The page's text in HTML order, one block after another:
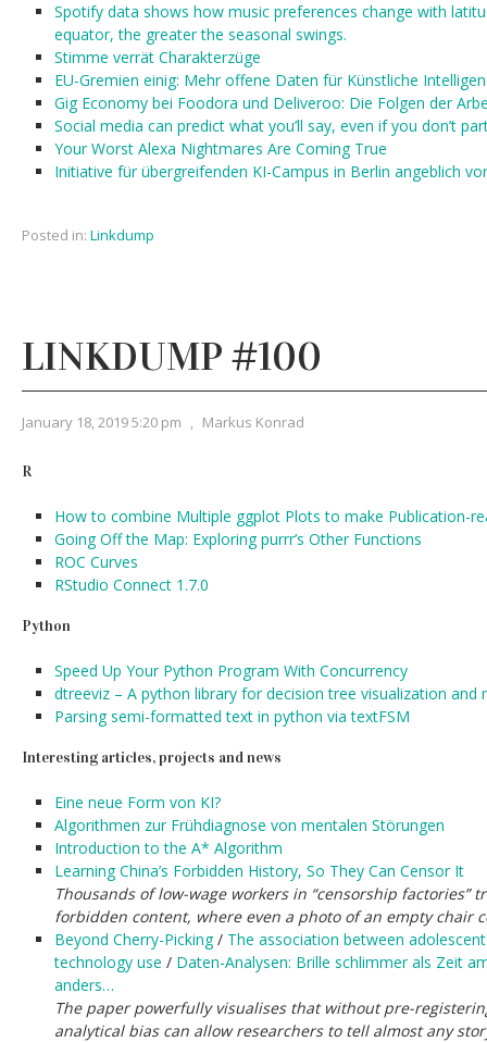
Spotify data shows how music preferences change with
equator, the greater the seasonal swings.
Stimme verrät Charakterzüge
EU-Gremien einig: Mehr offene Daten für Künstliche
Gig Economy bei Foodora und Deliveroo: Die Folgen der
Social media can predict what you’ll say, even if you don’t
Your Worst Alexa Nightmares Are Coming True
Initiative für übergreifenden KI-Campus in Berlin angeblich
Posted in: Linkdump
LINKDUMP #100
January 18, 2019 5:20 pm , Markus Konrad
R
How to combine Multiple ggplot Plots to make Publication-
Going Off the Map: Exploring purrr’s Other Functions
ROC Curves
RStudio Connect 1.7.0
Python
Speed Up Your Python Program With Concurrency
dtreeviz – A python library for decision tree visualization and
Parsing semi-formatted text in python via textFSM
Interesting articles, projects and news
Eine neue Form von KI?
Algorithmen zur Frühdiagnose von mentalen Störungen
Introduction to the A* Algorithm
Learning China’s Forbidden History, So They Can Censor It
Thousands of low-wage workers in “censorship factories”
forbidden content, where even a photo of an empty chair
Beyond Cherry-Picking/ The association between
technology use / Daten-Analysen: Brille schlimmer als Zeit
anders…
The paper powerfully visualises that without pre-
analytical bias can allow researchers to tell almost any